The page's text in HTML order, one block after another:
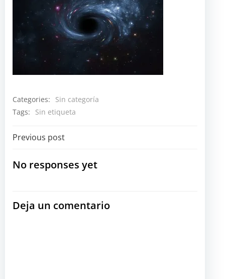
Categories:
Sin categoría
Tags:
Sin etiqueta
Navegación
por
entradas
Previous post
No responses yet
Deja un comentario